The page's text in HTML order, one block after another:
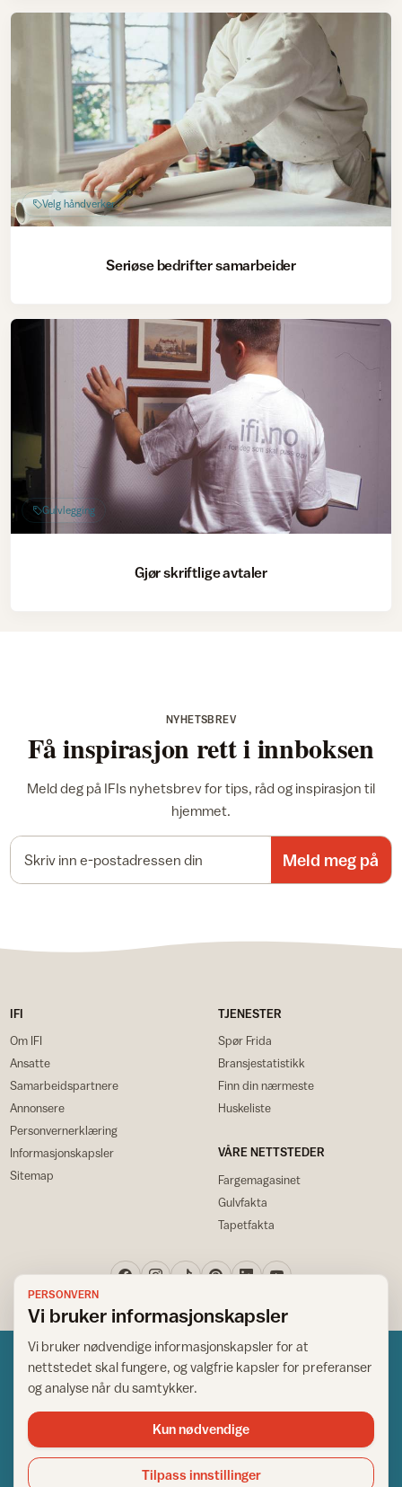
Velg håndverker
Seriøse bedrifter samarbeider
Gulvlegging
Gjør skriftlige avtaler
NYHETSBREV
Få inspirasjon rett i innboksen
Meld deg på IFIs nyhetsbrev for tips, råd og inspirasjon til
hjemmet.
Meld meg på
IFI
Om IFI
Ansatte
Samarbeidspartnere
Annonsere
Personvernerklæring
Informasjonskapsler
Sitemap
TJENESTER
Spør Frida
Bransjestatistikk
Finn din nærmeste
Huskeliste
VÅRE NETTSTEDER
Fargemagasinet
Gulvfakta
Tapetfakta
Norsk råd for hjem og bygg
Copyright © 1995-2026. All Rights Reserved.
PERSONVERN
Vi bruker informasjonskapsler
Vi bruker nødvendige informasjonskapsler for at
nettstedet skal fungere, og valgfrie kapsler for preferanser
og analyse når du samtykker.
Kun nødvendige
Tilpass innstillinger